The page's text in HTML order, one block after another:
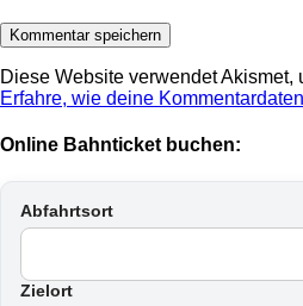
Diese Website verwendet Akismet,
Erfahre, wie deine
Online Bahnticket buchen:
Abfahrtsort
Zielort